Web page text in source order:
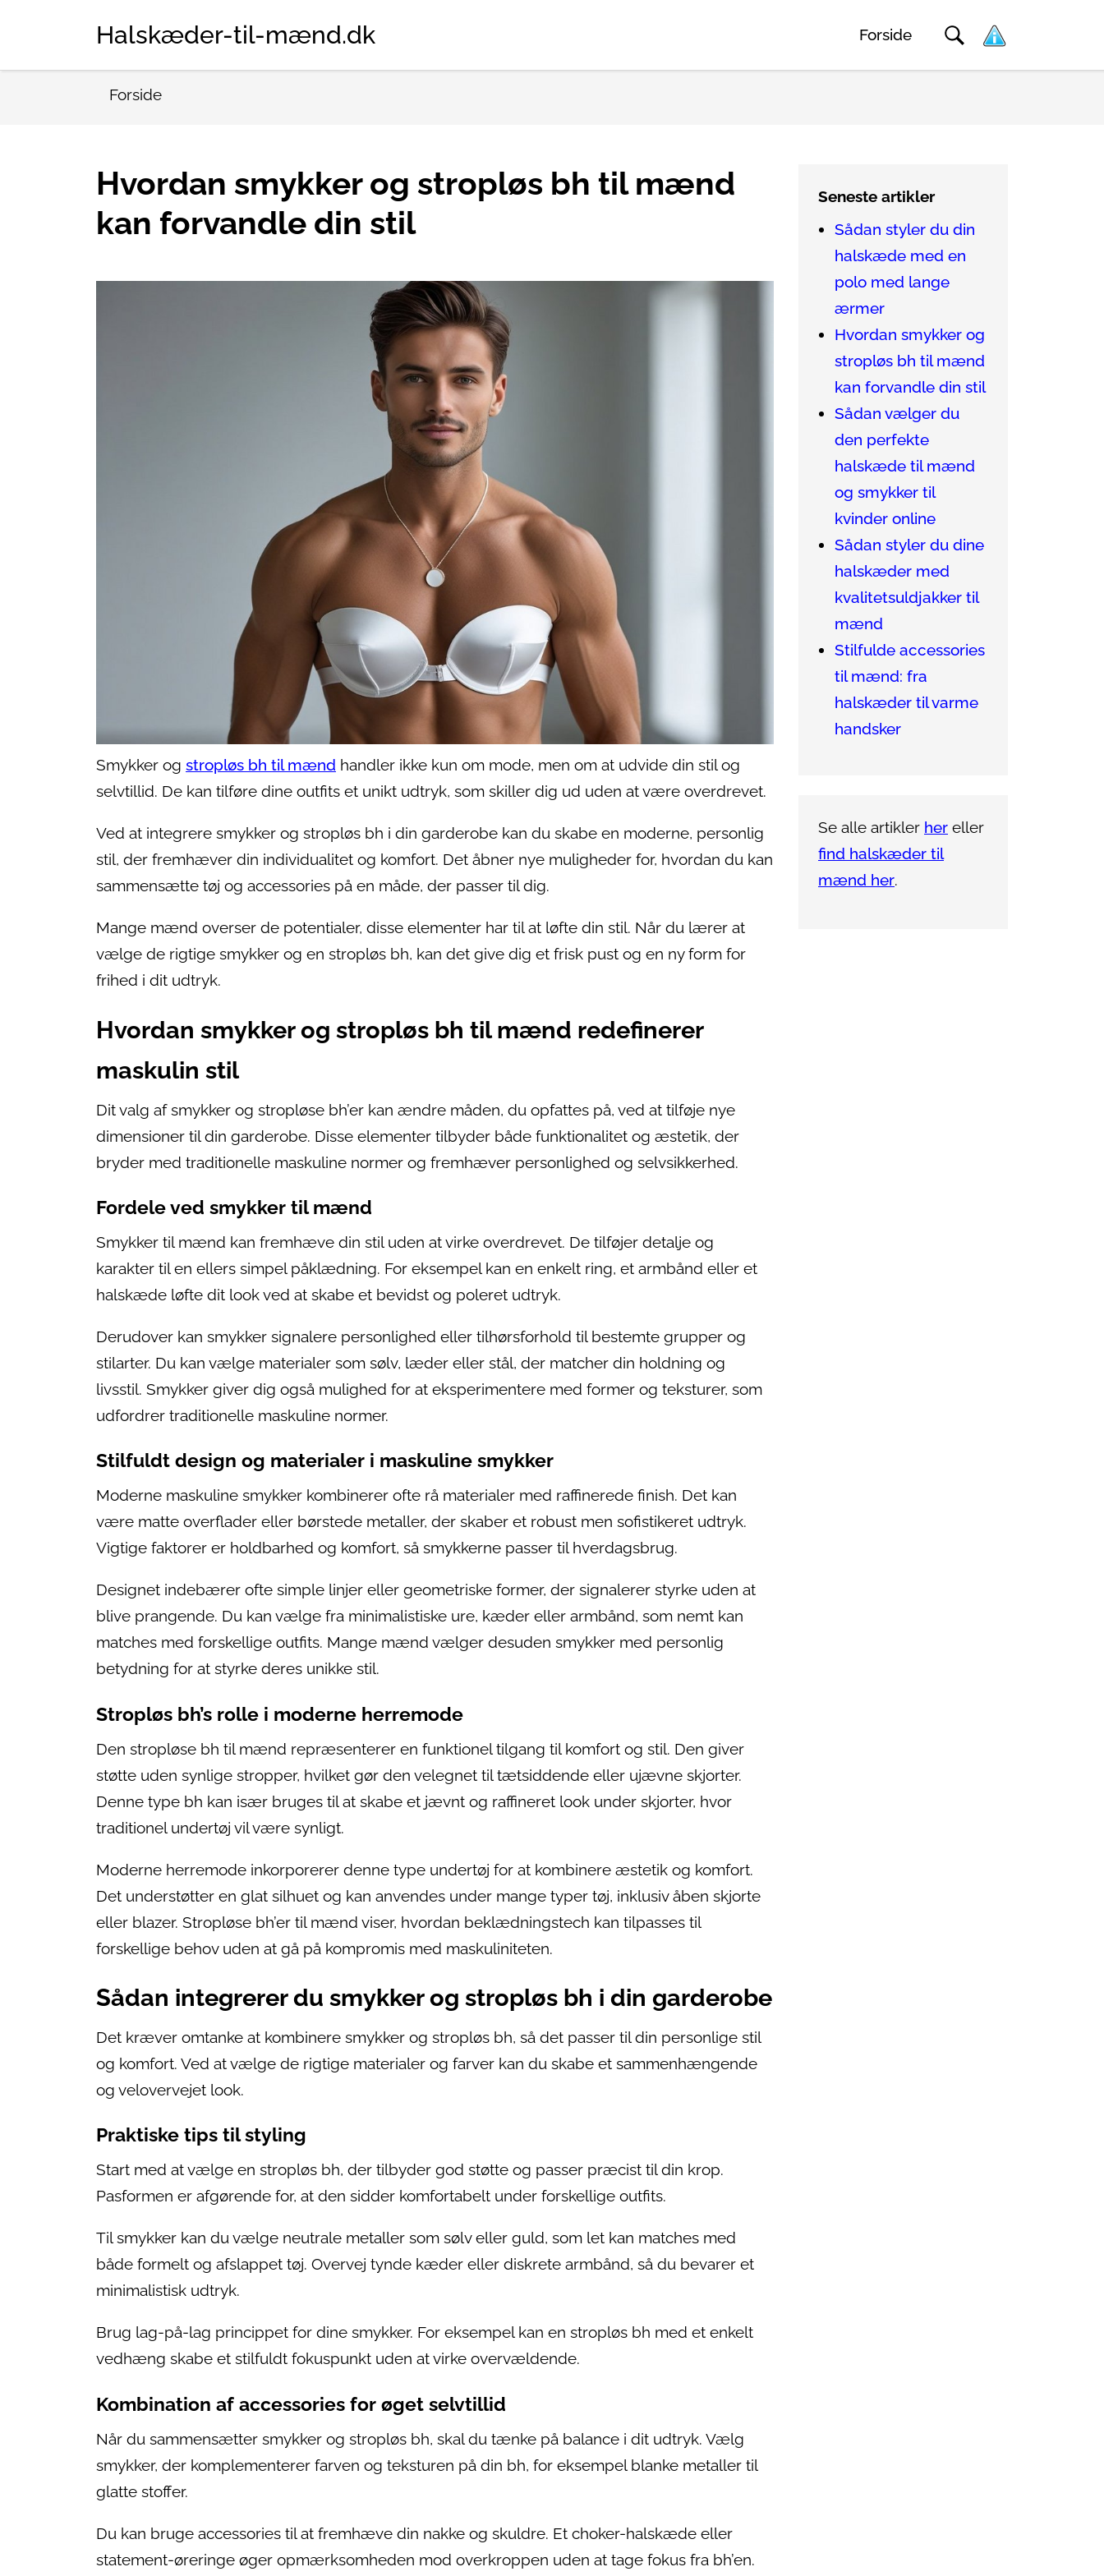
Halskæder-til-mænd.dk Forside
Forside
Hvordan smykker og stropløs bh til mænd
kan forvandle din stil
Smykker og stropløs bh til mænd handler ikke kun om mode, men om at udvide din stil og
selvtillid. De kan tilføre dine outfits et unikt udtryk, som skiller dig ud uden at være overdrevet.
Ved at integrere smykker og stropløs bh i din garderobe kan du skabe en moderne, personlig
stil, der fremhæver din individualitet og komfort. Det åbner nye muligheder for, hvordan du kan
sammensætte tøj og accessories på en måde, der passer til dig.
Mange mænd overser de potentialer, disse elementer har til at løfte din stil. Når du lærer at
vælge de rigtige smykker og en stropløs bh, kan det give dig et frisk pust og en ny form for
frihed i dit udtryk.
Hvordan smykker og stropløs bh til mænd redefinerer
maskulin stil
Dit valg af smykker og stropløse bh’er kan ændre måden, du opfattes på, ved at tilføje nye
dimensioner til din garderobe. Disse elementer tilbyder både funktionalitet og æstetik, der
bryder med traditionelle maskuline normer og fremhæver personlighed og selvsikkerhed.
Fordele ved smykker til mænd
Smykker til mænd kan fremhæve din stil uden at virke overdrevet. De tilføjer detalje og
karakter til en ellers simpel påklædning. For eksempel kan en enkelt ring, et armbånd eller et
halskæde løfte dit look ved at skabe et bevidst og poleret udtryk.
Derudover kan smykker signalere personlighed eller tilhørsforhold til bestemte grupper og
stilarter. Du kan vælge materialer som sølv, læder eller stål, der matcher din holdning og
livsstil. Smykker giver dig også mulighed for at eksperimentere med former og teksturer, som
udfordrer traditionelle maskuline normer.
Stilfuldt design og materialer i maskuline smykker
Moderne maskuline smykker kombinerer ofte rå materialer med raffinerede finish. Det kan
være matte overflader eller børstede metaller, der skaber et robust men sofistikeret udtryk.
Vigtige faktorer er holdbarhed og komfort, så smykkerne passer til hverdagsbrug.
Designet indebærer ofte simple linjer eller geometriske former, der signalerer styrke uden at
blive prangende. Du kan vælge fra minimalistiske ure, kæder eller armbånd, som nemt kan
matches med forskellige outfits. Mange mænd vælger desuden smykker med personlig
betydning for at styrke deres unikke stil.
Stropløs bh’s rolle i moderne herremode
Den stropløse bh til mænd repræsenterer en funktionel tilgang til komfort og stil. Den giver
støtte uden synlige stropper, hvilket gør den velegnet til tætsiddende eller ujævne skjorter.
Denne type bh kan især bruges til at skabe et jævnt og raffineret look under skjorter, hvor
traditionel undertøj vil være synligt.
Moderne herremode inkorporerer denne type undertøj for at kombinere æstetik og komfort.
Det understøtter en glat silhuet og kan anvendes under mange typer tøj, inklusiv åben skjorte
eller blazer. Stropløse bh’er til mænd viser, hvordan beklædningstech kan tilpasses til
forskellige behov uden at gå på kompromis med maskuliniteten.
Sådan integrerer du smykker og stropløs bh i din garderobe
Det kræver omtanke at kombinere smykker og stropløs bh, så det passer til din personlige stil
og komfort. Ved at vælge de rigtige materialer og farver kan du skabe et sammenhængende
og velovervejet look.
Praktiske tips til styling
Start med at vælge en stropløs bh, der tilbyder god støtte og passer præcist til din krop.
Pasformen er afgørende for, at den sidder komfortabelt under forskellige outfits.
Til smykker kan du vælge neutrale metaller som sølv eller guld, som let kan matches med
både formelt og afslappet tøj. Overvej tynde kæder eller diskrete armbånd, så du bevarer et
minimalistisk udtryk.
Brug lag-på-lag princippet for dine smykker. For eksempel kan en stropløs bh med et enkelt
vedhæng skabe et stilfuldt fokuspunkt uden at virke overvældende.
Kombination af accessories for øget selvtillid
Når du sammensætter smykker og stropløs bh, skal du tænke på balance i dit udtryk. Vælg
smykker, der komplementerer farven og teksturen på din bh, for eksempel blanke metaller til
glatte stoffer.
Du kan bruge accessories til at fremhæve din nakke og skuldre. Et choker-halskæde eller
statement-øreringe øger opmærksomheden mod overkroppen uden at tage fokus fra bh’en.
Seneste artikler
Sådan styler du din
halskæde med en
polo med lange
ærmer
Hvordan smykker og
stropløs bh til mænd
kan forvandle din stil
Sådan vælger du
den perfekte
halskæde til mænd
og smykker til
kvinder online
Sådan styler du dine
halskæder med
kvalitetsuldjakker til
mænd
Stilfulde accessories
til mænd: fra
halskæder til varme
handsker
Se alle artikler her eller
find halskæder til
mænd her.